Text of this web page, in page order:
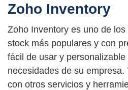
Zoho Inventory
Zoho Inventory es uno de
stock más populares y con
fácil de usar y
necesidades de su empresa.
con otros servicios y